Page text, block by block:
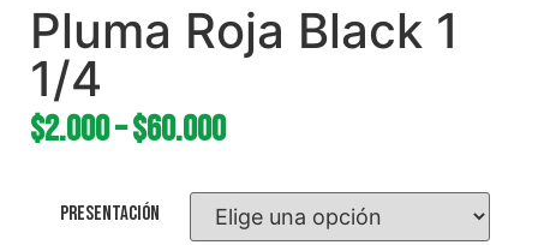
Pluma Roja Black 1
1/4
$2.000–$60.000
Presentación